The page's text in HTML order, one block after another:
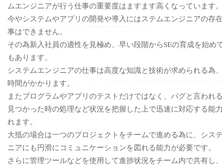
ムエンジニアが行う仕事の重要度はますます高くなっています
今やシステムやアプリの開発や導入にはステムエンジニアの存
事はできません。
その為新入社員の適性を見極め、早い段階からSEの育成を始め
もあります。
システムエンジニアの仕事は高度な知識と技術が求められる為
時間がかかります。
またプログラムやアプリのテストだけではなく、バグと言われ
見つかった時の処理など状況を把握した上で迅速に対応する能
れます。
大抵の場合は一つのプロジェクトをチームで進める為に、シス
ニアにも円滑にコミュニケーションを図れる能力が必要です。
さらに管理ツールなどを使用して進捗状況をチーム内で共有し